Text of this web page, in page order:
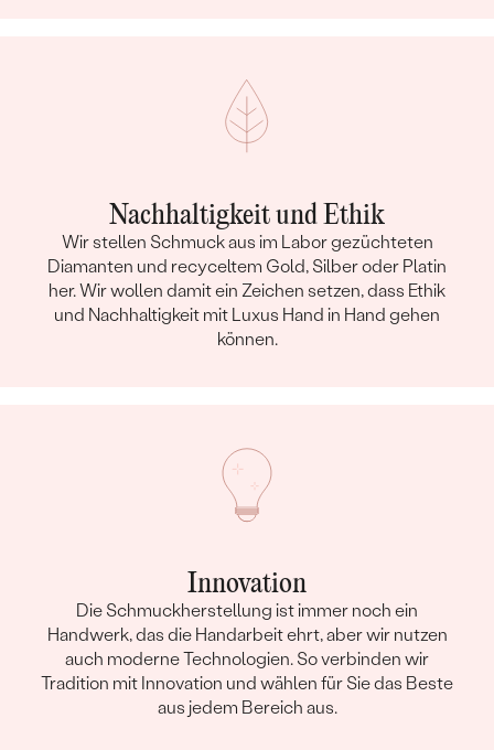
Nachhaltigkeit und Ethik
Wir stellen Schmuck aus im Labor gezüchteten
Diamanten und recyceltem Gold, Silber oder Platin
her. Wir wollen damit ein Zeichen setzen, dass Ethik
und Nachhaltigkeit mit Luxus Hand in Hand gehen
können.
Innovation
Die Schmuckherstellung ist immer noch ein
Handwerk, das die Handarbeit ehrt, aber wir nutzen
auch moderne Technologien. So verbinden wir
Tradition mit Innovation und wählen für Sie das Beste
aus jedem Bereich aus.